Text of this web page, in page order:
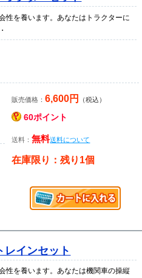
性を養います。あなたはトラクターに
販売価格：6,600円 （税込）
60ポイント
送料：無料送料について
在庫限り：残り1個
レインセット
性を養います。あなたは機関車の操縦